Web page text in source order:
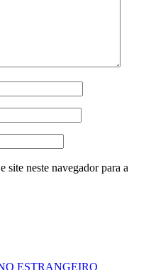
site neste navegador para a
ESTRANGEIRO